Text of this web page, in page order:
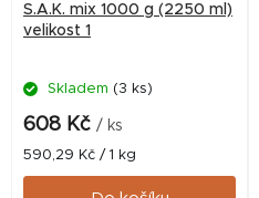
S.A.K. mix 1000 g (2250 ml)
velikost 1
Skladem (3 ks)
608 Kč / ks
Měrná
cena:
590,29 Kč / 1 kg